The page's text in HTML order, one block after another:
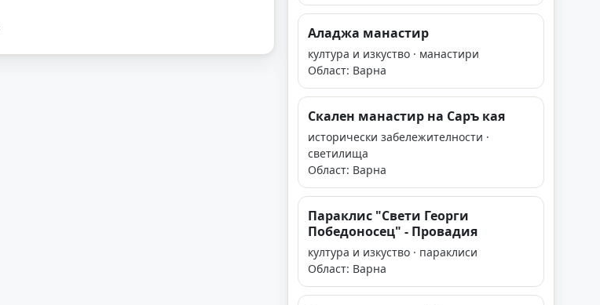
Аладжа манастир
култура и изкуство · манастири
Област: Варна
Скален манастир на Саръ кая
исторически забележителности ·
светилища
Област: Варна
Параклис "Свети Георги
Победоносец" - Провадия
култура и изкуство · параклиси
Област: Варна